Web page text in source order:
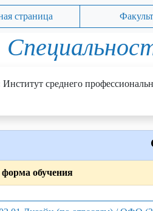
страница
Институт среднего
обучения